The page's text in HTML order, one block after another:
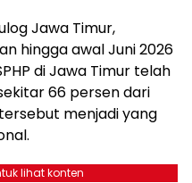
Jawa Timur,
hingga awal Juni 2026
di Jawa Timur telah
66 persen dari
menjadi yang
lihat konten